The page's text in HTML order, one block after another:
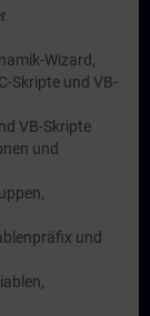
Wizard,
Skripte und VB-
VB-Skripte
und
und